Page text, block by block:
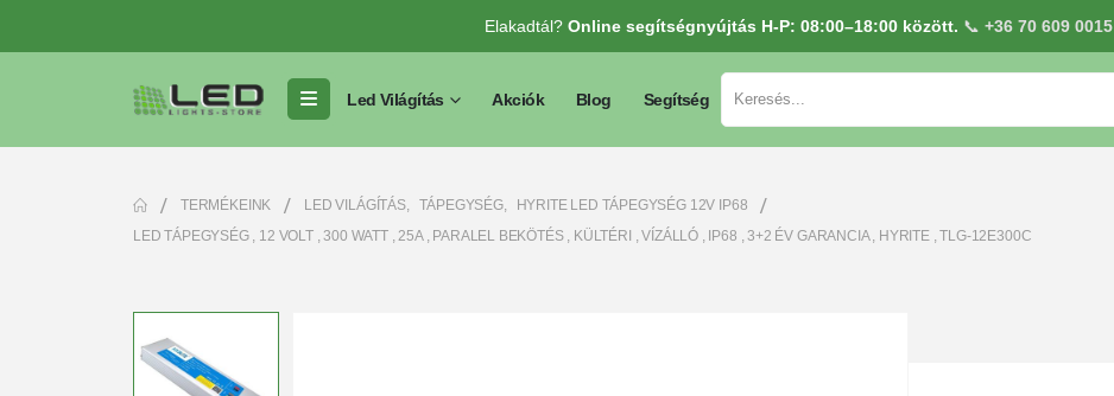
Elakadtál? Online segítségnyújtás H-P: 08:00–18:00 között. 📞 +36 70 609 0015
Led Világítás Akciók Blog Segítség
TERMÉKEINK LED VILÁGÍTÁS, TÁPEGYSÉG,
HYRITE LED TÁPEGYSÉG 12V IP68
LED TÁPEGYSÉG , 12 VOLT , 300 WATT , 25A , PARALEL BEKÖTÉS , KÜLTÉRI , VÍZÁLLÓ , IP68 , 3+2 ÉV GARANCIA , HYRITE , TLG-12E300C